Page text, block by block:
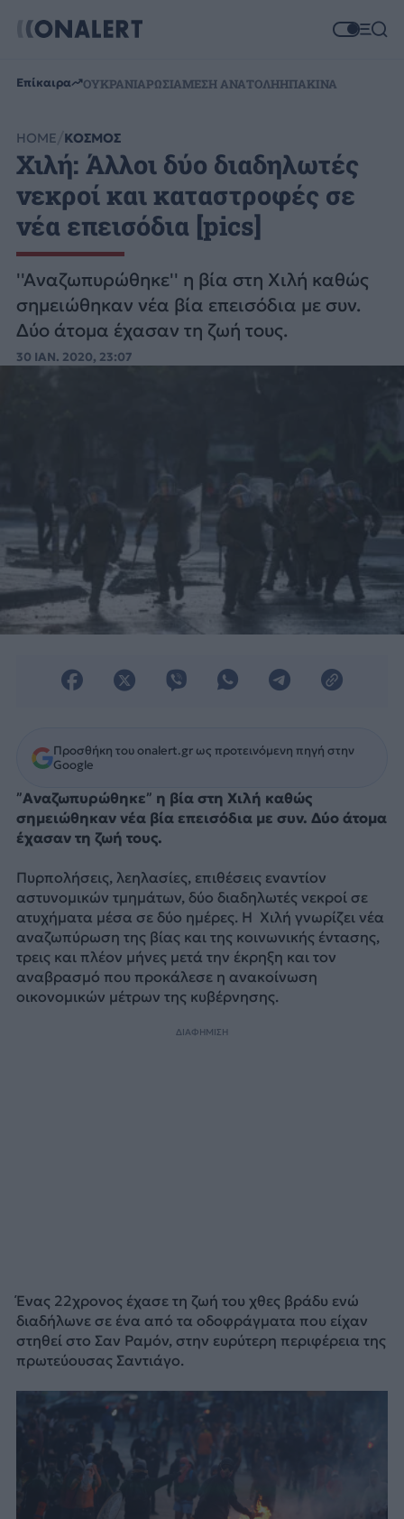
Επίκαιρα ΟΥΚΡΑΝΙΑΡΩΣΙΑΜΕΣΗ ΑΝΑΤΟΛΗΗΠΑΚΙΝΑ
HOME ΚΟΣΜΟΣ
Χιλή: Άλλοι δύο διαδηλωτές
νεκροί και καταστροφές σε
νέα επεισόδια [pics]
''Αναζωπυρώθηκε'' η βία στη Χιλή καθώς
σημειώθηκαν νέα βία επεισόδια με συν.
Δύο άτομα έχασαν τη ζωή τους.
30 ΙΑΝ. 2020, 23:07
Προσθήκη του onalert.gr ως προτεινόμενη πηγή στην
Google
”Αναζωπυρώθηκε” η βία στη Χιλή καθώς
σημειώθηκαν νέα βία επεισόδια με συν. Δύο άτομα
έχασαν τη ζωή τους.
Πυρπολήσεις, λεηλασίες, επιθέσεις εναντίον
αστυνομικών τμημάτων, δύο διαδηλωτές νεκροί σε
ατυχήματα μέσα σε δύο ημέρες. Η Χιλή γνωρίζει νέα
αναζωπύρωση της βίας και της κοινωνικής έντασης,
τρεις και πλέον μήνες μετά την έκρηξη και τον
αναβρασμό που προκάλεσε η ανακοίνωση
οικονομικών μέτρων της κυβέρνησης.
ΔΙΑΦΗΜΙΣΗ
Ένας 22χρονος έχασε τη ζωή του χθες βράδυ ενώ
διαδήλωνε σε ένα από τα οδοφράγματα που είχαν
στηθεί στο Σαν Ραμόν, στην ευρύτερη περιφέρεια της
πρωτεύουσας Σαντιάγο.